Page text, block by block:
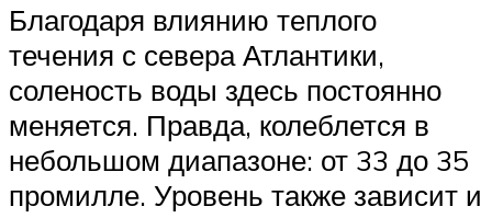
Благодаря влиянию теплого
течения с севера Атлантики,
соленость воды здесь постоянно
меняется. Правда, колеблется в
небольшом диапазоне: от 33 до 35
промилле. Уровень также зависит и